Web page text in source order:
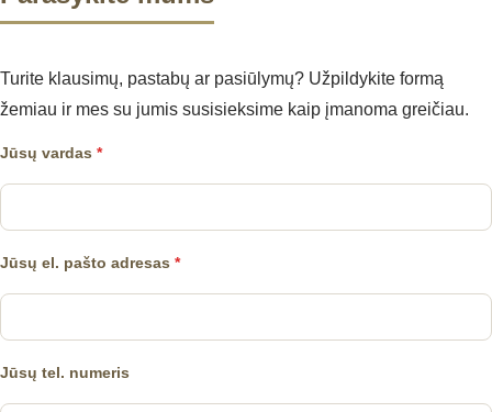
Turite klausimų, pastabų ar pasiūlymų? Užpildykite formą
žemiau ir mes su jumis susisieksime kaip įmanoma greičiau.
Jūsų vardas *
Jūsų el. pašto adresas *
Jūsų tel. numeris